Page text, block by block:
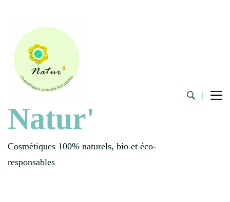
Natur'
Cosmétiques 100% naturels, bio et éco-
responsables